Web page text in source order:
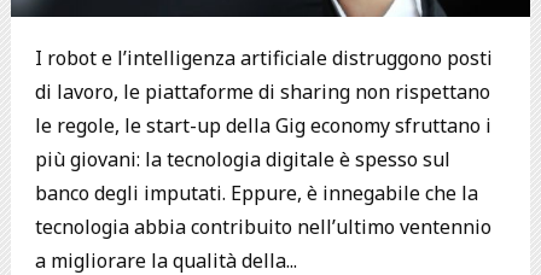
I robot e l’intelligenza artificiale distruggono posti
di lavoro, le piattaforme di sharing non rispettano
le regole, le start-up della Gig economy sfruttano i
più giovani: la tecnologia digitale è spesso sul
banco degli imputati. Eppure, è innegabile che la
tecnologia abbia contribuito nell’ultimo ventennio
a migliorare la qualità della...